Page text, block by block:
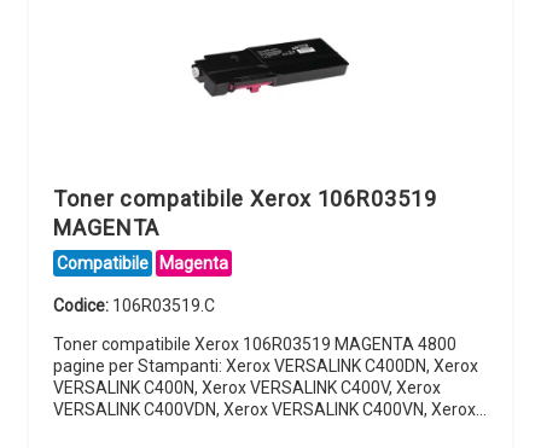
Toner compatibile Xerox 106R03519
MAGENTA
Compatibile Magenta
Codice: 106R03519.C
Toner compatibile Xerox 106R03519 MAGENTA 4800
pagine per Stampanti: Xerox VERSALINK C400DN, Xerox
VERSALINK C400N, Xerox VERSALINK C400V, Xerox
VERSALINK C400VDN, Xerox VERSALINK C400VN, Xerox…